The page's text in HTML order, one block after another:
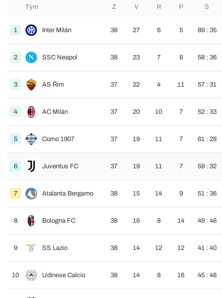
Tým Z V R P S
1 Inter Milán 38 27 6 5 89 : 35
2 SSC Neapol 38 23 7 8 58 : 36
3 AS Řím 37 22 4 11 57 : 31
4 AC Milán 37 20 10 7 52 : 33
5 Como 1907 37 19 11 7 61 : 28
6 Juventus FC 37 19 11 7 59 : 32
7 Atalanta Bergamo 38 15 14 9 51 : 36
8 Bologna FC 38 16 8 14 49 : 46
9 SS Lazio 38 14 12 12 41 : 40
10 Udinese Calcio 38 14 8 16 45 : 48